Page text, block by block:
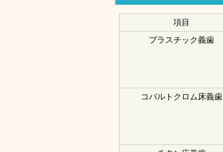
項目
プラスチック義歯
コバルトクロム床義歯